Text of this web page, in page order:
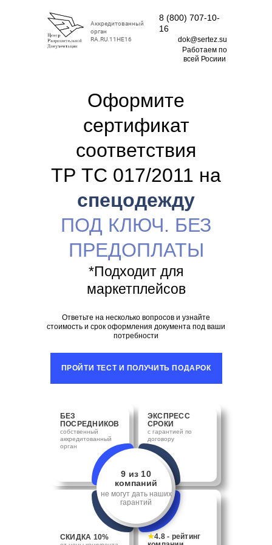
Аккредитованный
орган
RA.RU.11НЕ16
8 (800) 707-10-
16
dok@sertez.su
Работаем по
всей Росиии
Оформите
сертификат
соответствия
ТР ТС 017/2011 на
спецодежду
ПОД КЛЮЧ. БЕЗ
ПРЕДОПЛАТЫ
*Подходит для
маркетплейсов
Ответьте на несколько вопросов и узнайте
стоимость и срок оформления документа под ваши
потребности
ПРОЙТИ ТЕСТ И ПОЛУЧИТЬ ПОДАРОК
БЕЗ
ПОСРЕДНИКОВ
собственный
аккредитованный
орган
ЭКСПРЕСС
СРОКИ
с гарантией по
договору
9 из 10
компаний
не могут дать наших
гарантий
СКИДКА 10% ★4.8 - рейтинг